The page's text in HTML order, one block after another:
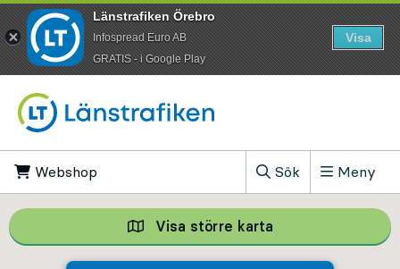
Webshop
Sök
, Visa sökfältet
Meny
Visa större karta Visa större
Länstrafiken Örebro
Infospread Euro AB
​GRATIS - i Google Play
Visa